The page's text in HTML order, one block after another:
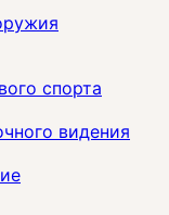
спорта
видения